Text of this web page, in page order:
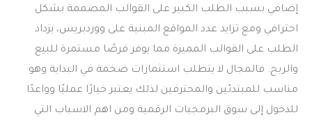
إضافي بسبب الطلب الكبير على القوالب المصممة بشكل
احترافي ومع تزايد عدد المواقع المبنية على ووردبريس، يزداد
الطلب على القوالب المميزة مما يوفر فرصًا مستمرة للبيع
والربح. فالمجال لا يتطلب استثمارات ضخمة في البداية وهو
مناسب للمبتدئين والمحترفين لذلك يعتبر خيارًا عمليًا وواعدًا
للدخول إلى سوق البرمجيات الرقمية ومن اهم الاسباب التي